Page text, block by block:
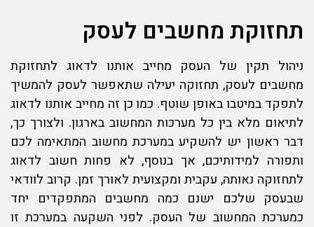
תחזוקת מחשבים לעסק
ניהול תקין של העסק מחייב אותנו לדאוג לתחזוקת
מחשבים לעסק, תחזוקה יעילה שתאפשר לעסק להמשיך
לתפקד במיטבו באופן שוטף. כמו כן זה מחייב אותנו לדאוג
לתיאום מלא בין כל מערכות המחשוב בארגון. ולצורך כך,
דבר ראשון יש להשקיע במערכת מחשוב המתאימה לכם
ותפורה למידותיכם, אך בנוסף, לא פחות חשוב לדאוג
לתחזוקה נאותה, עקבית ומקצועית לאורך זמן. קרוב לוודאי
שבעסק שלכם ישנם כמה מחשבים המתפקדים יחד
כמערכת המחשוב של העסק. לפני השקעה במערכת זו